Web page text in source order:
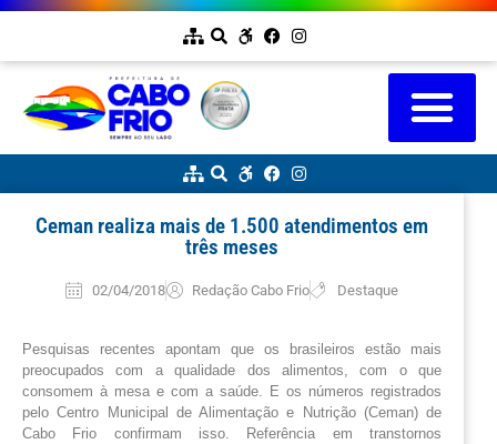
Ceman realiza mais de 1.500 atendimentos em
três meses
02/04/2018 Redação Cabo Frio Destaque
Pesquisas recentes apontam que os brasileiros estão mais
preocupados com a qualidade dos alimentos, com o que
consomem à mesa e com a saúde. E os números registrados
pelo Centro Municipal de Alimentação e Nutrição (Ceman) de
Cabo Frio confirmam isso. Referência em transtornos